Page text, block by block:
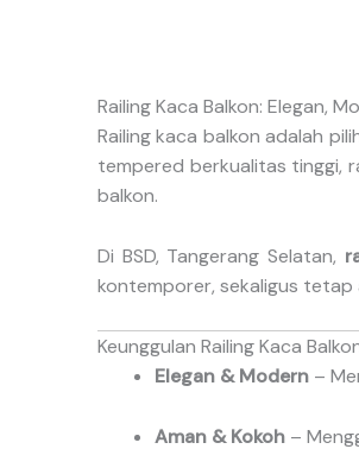
Railing Kaca Balkon: Elegan,
Railing kaca balkon adalah
tempered berkualitas tinggi,
balkon.
Di BSD, Tangerang Selatan,
kontemporer, sekaligus tetap
Keunggulan Railing Kaca
Elegan & Modern –
Aman & Kokoh –